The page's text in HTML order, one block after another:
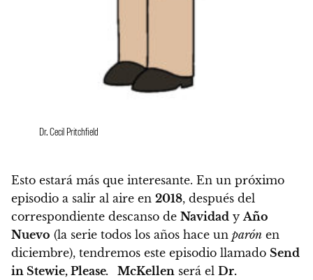
Dr. Cecil Pritchfield
Esto estará más que interesante. En un próximo
episodio a salir al aire en 2018, después del
correspondiente descanso de Navidad yAño
Nuevo (la serie todos los años hace un parón en
diciembre), tendremos este episodio llamado Send
in Stewie, Please. McKellen será el Dr.